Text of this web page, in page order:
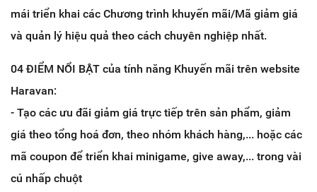
mái triển khai các Chương trình khuyến mãi/Mã giảm giá
và quản lý hiệu quả theo cách chuyên nghiệp nhất.
04 ĐIỂM NỔI BẬT của tính năng Khuyến mãi trên website
Haravan:
- Tạo các ưu đãi giảm giá trực tiếp trên sản phẩm, giảm
giá theo tổng hoá đơn, theo nhóm khách hàng,... hoặc các
mã coupon để triển khai minigame, give away,... trong vài
cú nhấp chuột